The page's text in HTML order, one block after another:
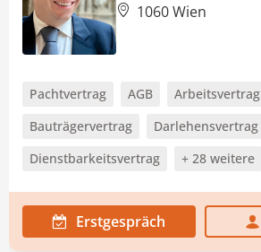
1060 Wien
Pachtvertrag AGB
Arbeitsvertrag
Bauträgervertrag
Darlehensvertrag
Dienstbarkeitsvertrag
+ 28 weitere
Erstgespräch